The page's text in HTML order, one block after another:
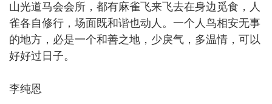
山光道马会会所，都有麻雀飞来飞去在身边觅食，人
雀各自修行，场面既和谐也动人。一个人鸟相安无事
的地方，必是一个和善之地，少戾气，多温情，可以
好好过日子。
李纯恩